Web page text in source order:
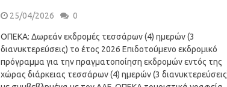
25/04/2026 0
ΟΠΕΚΑ: Δωρεάν εκδρομές τεσσάρων (4) ημερών (3
διανυκτερεύσεις) το έτος 2026 Επιδοτούμενο εκδρομικό
πρόγραμμα για την πραγματοποίηση εκδρομών εντός της
χώρας διάρκειας τεσσάρων (4) ημερών (3